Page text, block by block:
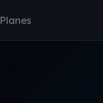
Planes